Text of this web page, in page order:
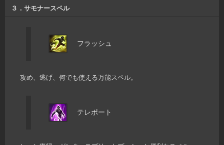
３．サモナースペル
フラッシュ
攻め、逃げ、何でも使える万能スペル。
テレポート